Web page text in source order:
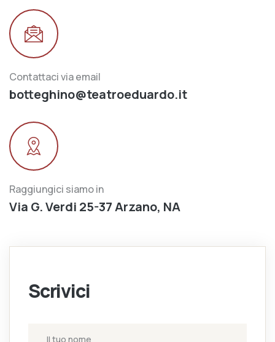
Contattaci via email
botteghino@teatroeduardo.it
Raggiungici siamo in
Via G. Verdi 25-37 Arzano, NA
Scrivici